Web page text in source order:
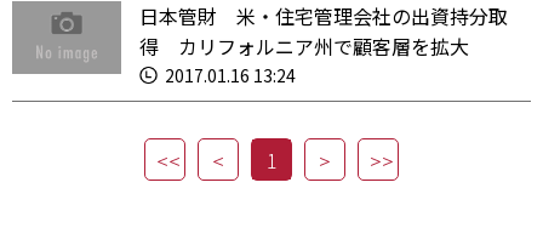
日本管財 米・住宅管理会社の出資持分取
得 カリフォルニア州で顧客層を拡大
2017.01.16 13:24
1